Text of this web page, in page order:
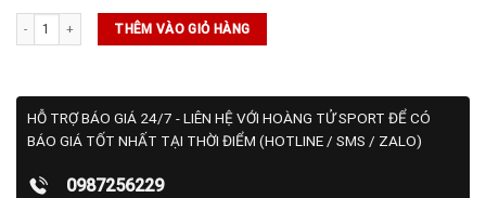
Quần Wilson Volley Short 6" Unlined - Black số lượng
THÊM VÀO GIỎ HÀNG
HỖ TRỢ BÁO GIÁ 24/7 - LIÊN HỆ VỚI HOÀNG TỬ SPORT ĐỂ CÓ
BÁO GIÁ TỐT NHẤT TẠI THỜI ĐIỂM (HOTLINE / SMS / ZALO)
0987256229